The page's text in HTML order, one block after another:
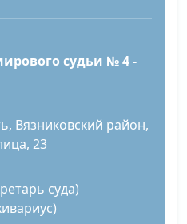
судьи № 4 -
Вязниковский район,
23
суда)